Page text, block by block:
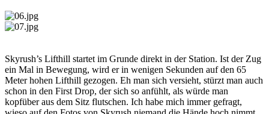
Skyrush’s Lifthill startet im Grunde direkt in der Station. Ist der Zug
ein Mal in Bewegung, wird er in wenigen Sekunden auf den 65
Meter hohen Lifthill gezogen. Eh man sich versieht, stürzt man auch
schon in den First Drop, der sich so anfühlt, als würde man
kopfüber aus dem Sitz flutschen. Ich habe mich immer gefragt,